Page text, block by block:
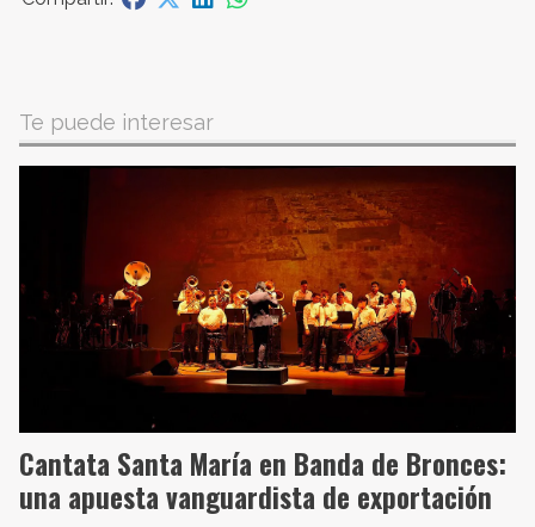
Te puede interesar
Cantata Santa María en Banda de Bronces:
una apuesta vanguardista de exportación